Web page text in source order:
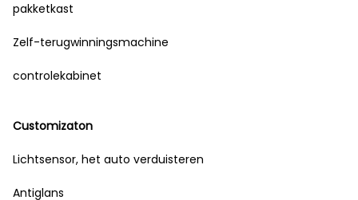
pakketkast
Zelf-terugwinningsmachine
controlekabinet
Customizaton
Lichtsensor, het auto verduisteren
Antiglans